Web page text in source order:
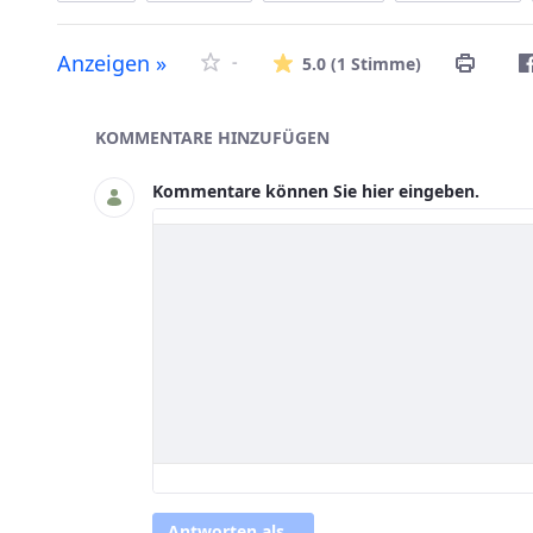
Anzeigen » - 5.0 (1 Stimme) Die
Asset-Herausgeber
KOMMENTARE HINZUFÜGEN
Kommentare können Sie hier eingeben.